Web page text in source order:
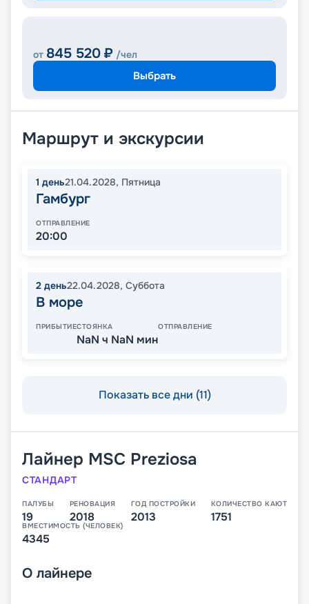
от 845 520 ₽ /чел
Выбрать
Маршрут и экскурсии
1 день21.04.2028, Пятница
Гамбург
ОТПРАВЛЕНИЕ
20:00
2 день22.04.2028, Суббота
В море
ПРИБЫТИЕСТОЯНКА
NaN ч NaN мин
ОТПРАВЛЕНИЕ
Показать все дни (11)
Лайнер MSC Preziosa
СТАНДАРТ
ПАЛУБЫ
19
РЕНОВАЦИЯ
2018
ГОД ПОСТРОЙКИ
2013
КОЛИЧЕСТВО КАЮТ
1751
ВМЕСТИМОСТЬ (ЧЕЛОВЕК)
4345
О лайнере